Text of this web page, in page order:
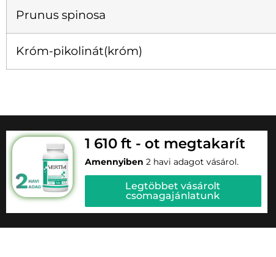
Prunus spinosa
Króm-pikolinát(króm)
1 610 ft - ot megtakarít
Amennyiben 2 havi adagot vásárol.
Legtöbbet vásárolt
csomagajánlatunk